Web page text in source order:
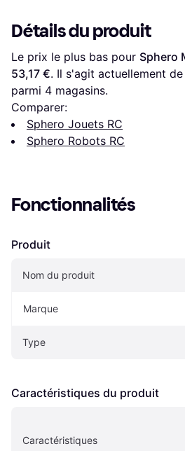
Détails du produit
Le prix le plus bas pour Sphero
53,17 €. Il s'agit actuellement
parmi 4 magasins.
Comparer:
Sphero Jouets RC
Sphero Robots RC
Fonctionnalités
Produit
Nom du produit
Marque
Type
Caractéristiques du produit
Caractéristiques